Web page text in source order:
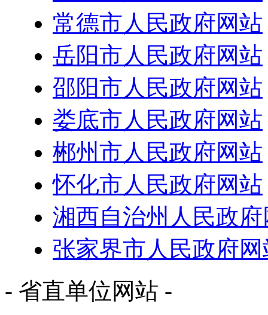
常德市人民政府网站
岳阳市人民政府网站
邵阳市人民政府网站
娄底市人民政府网站
郴州市人民政府网站
怀化市人民政府网站
湘西自治州人民政
张家界市人民政府网
- 省直单位网站 -